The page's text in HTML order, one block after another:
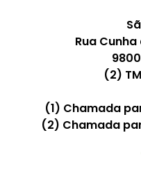
Rua Cunha
(2)
(1) Chamada
(2) Chamada